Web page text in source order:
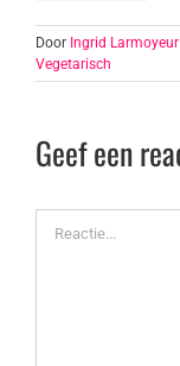
Door Ingrid Larmoyeur
Vegetarisch
Geef een